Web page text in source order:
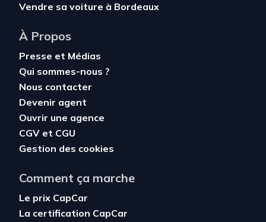
Vendre sa voiture à Bordeaux
À Propos
Presse et Médias
Qui sommes-nous ?
Nous contacter
Devenir agent
Ouvrir une agence
CGV et CGU
Gestion des cookies
Comment ça marche
Le prix CapCar
La certification CapCar